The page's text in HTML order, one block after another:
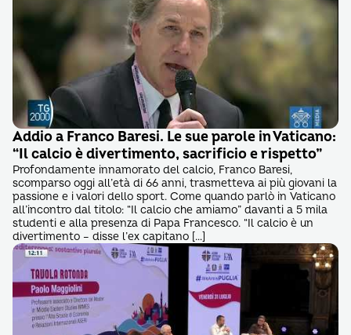
Addio a Franco Baresi. Le sue parole in Vaticano:
“Il calcio è divertimento, sacrificio e rispetto”
Profondamente innamorato del calcio, Franco Baresi,
scomparso oggi all’età di 66 anni, trasmetteva ai più giovani la
passione e i valori dello sport. Come quando parlò in Vaticano
all’incontro dal titolo: “Il calcio che amiamo” davanti a 5 mila
studenti e alla presenza di Papa Francesco. “Il calcio è un
divertimento – disse l’ex capitano […]